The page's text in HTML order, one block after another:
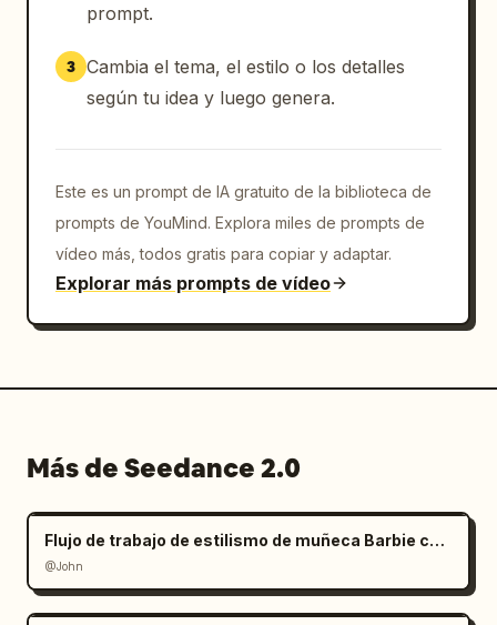
prompt.
3 Cambia el tema, el estilo o los detalles
según tu idea y luego genera.
Este es un prompt de IA gratuito de la biblioteca de
prompts de YouMind. Explora miles de prompts de
vídeo más, todos gratis para copiar y adaptar.
Explorar más prompts de vídeo
Más de Seedance 2.0
Flujo de trabajo de estilismo de muñeca Barbie con manos gigantes
@John